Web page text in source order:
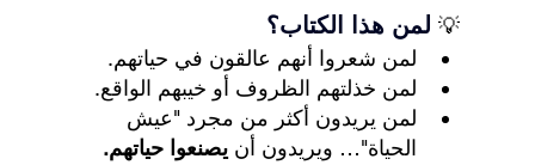
💡 لمن هذا الكتاب؟
لمن شعروا أنهم عالقون في حياتهم.
لمن خذلتهم الظروف أو خيبهم الواقع.
لمن يريدون أكثر من مجرد "عيش
الحياة"… ويريدون أن يصنعوا حياتهم.